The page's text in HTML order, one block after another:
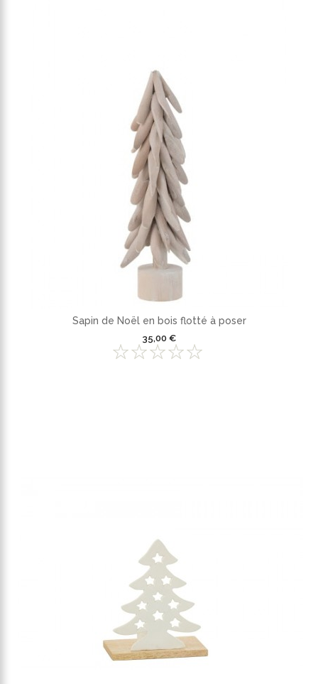
Sapin de Noël en bois flotté à poser
35,00 €